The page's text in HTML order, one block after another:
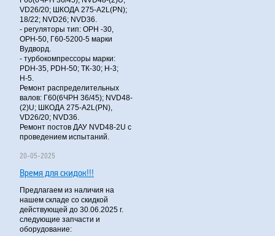
VD26/20; ШКОДА 275-A2L(PN);
18/22; NVD26; NVD36.
- регуляторы тип: ОРН -30,
ОРН-50, Г60-5200-5 марки
Вудворд.
- турбокомпрессоры марки:
PDH-35, PDH-50; ТК-30; Н-3;
Н-5.
Ремонт распределительных
валов: Г60(6ЧРН 36/45); NVD48-
(2)U; ШКОДА 275-A2L(PN),
VD26/20; NVD36.
Ремонт постов ДАУ NVD48-2U с
проведением испытаний.
20-05-2025
Время для скидок!!!
Предлагаем из наличия на
нашем складе со скидкой
действующей до 30.06.2025 г.
следующие запчасти и
оборудование: